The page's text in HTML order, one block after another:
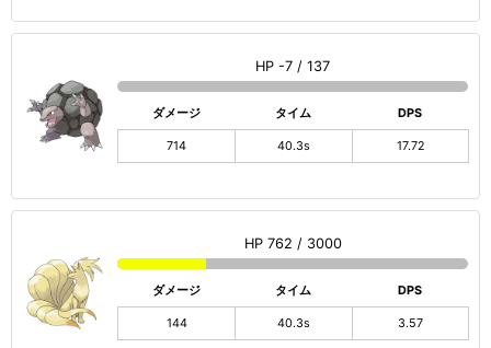
HP -7 / 137
ダメージ タイム DPS
714 40.3s 17.72
HP 762 / 3000
ダメージ タイム DPS
144 40.3s 3.57